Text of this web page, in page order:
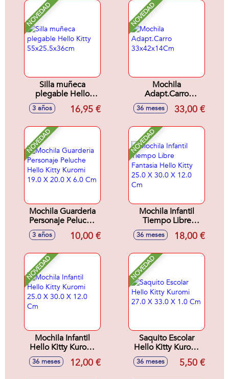
NOVEDAD
Silla muñeca
plegable Hello
Kitty
55x25.5x36cm
3 años 16,95 €
NOVEDAD
Mochila
Adapt.Carro
33x42x14Cm
36 meses 33,00 €
NOVEDAD
Mochila Guarderia
Personaje Peluche
Hello Kitty Kuromi
19.0 X 20.0 X 6.0
3 años 10,00 €
NOVEDAD
Mochila Infantil
Tiempo Libre
Fantasia Hello Kitty
25.0 X 30.0 X 12.0
36 meses 18,00 €
NOVEDAD
Mochila Infantil
Hello Kitty Kuromi
25.0 X 30.0 X 12.0
Cm
36 meses 12,00 €
NOVEDAD
Saquito Escolar
Hello Kitty Kuromi
27.0 X 33.0 X 1.0
Cm
36 meses 5,50 €